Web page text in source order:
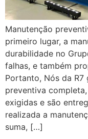
Manutenção
primeiro lugar, a
durabilidade no
falhas, e também
Portanto, Nós da R7
preventiva
exigidas e são
realizada a
suma, […]